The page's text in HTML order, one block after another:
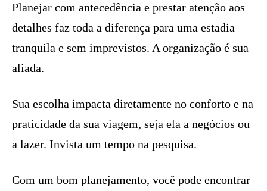
Planejar com antecedência e prestar atenção aos
detalhes faz toda a diferença para uma estadia
tranquila e sem imprevistos. A organização é sua
aliada.
Sua escolha impacta diretamente no conforto e na
praticidade da sua viagem, seja ela a negócios ou
a lazer. Invista um tempo na pesquisa.
Com um bom planejamento, você pode encontrar